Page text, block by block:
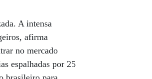
A intensa
afirma
no mercado
espalhadas por 25